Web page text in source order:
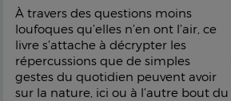
À travers des questions moins
loufoques qu’elles n’en ont l’air, ce
livre s’attache à décrypter les
répercussions que de simples
gestes du quotidien peuvent avoir
sur la nature, ici ou à l’autre bout du